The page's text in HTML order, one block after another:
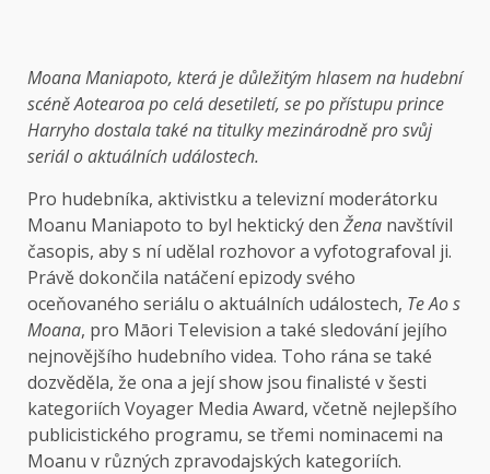
Moana Maniapoto, která je důležitým hlasem na hudební
scéně Aotearoa po celá desetiletí, se po přístupu prince
Harryho dostala také na titulky mezinárodně pro svůj
seriál o aktuálních událostech.
Pro hudebníka, aktivistku a televizní moderátorku
Moanu Maniapoto to byl hektický den Žena navštívil
časopis, aby s ní udělal rozhovor a vyfotografoval ji.
Právě dokončila natáčení epizody svého
oceňovaného seriálu o aktuálních událostech, Te Ao s
Moana, pro Māori Television a také sledování jejího
nejnovějšího hudebního videa. Toho rána se také
dozvěděla, že ona a její show jsou finalisté v šesti
kategoriích Voyager Media Award, včetně nejlepšího
publicistického programu, se třemi nominacemi na
Moanu v různých zpravodajských kategoriích.